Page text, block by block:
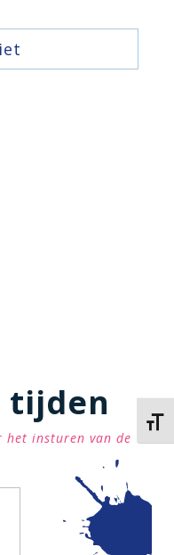
tijden
het insturen van de